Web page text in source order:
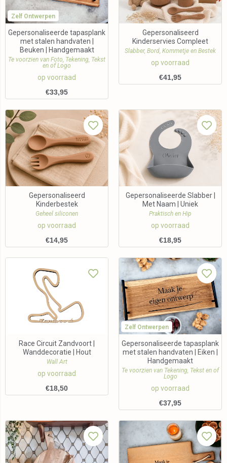
Zelf Ontwerpen
Gepersonaliseerde tapasplank
met stalen handvaten |
Beuken | Handgemaakt
Te voorzien van Foto, Tekening, Tekst
en of Logo
op voorraad
€33,95
Gepersonaliseerd
Kinderservies Compleet
Slabber, Bord, Kommetje en Bestek
op voorraad
€41,95
Gepersonaliseerd
Kinderbestek
Geheel siliconen
op voorraad
€14,95
Gepersonaliseerde Slabber |
Met Naam | Uniek
Praktisch en Hip
op voorraad
€18,95
Race Circuit Zandvoort |
Wanddecoratie | Hout
Wall Art
op voorraad
€18,50
Zelf Ontwerpen
Gepersonaliseerde tapasplank
met stalen handvaten | Eiken |
Handgemaakt
Te voorzien van Tekening, Tekst en of
Logo
op voorraad
€37,95